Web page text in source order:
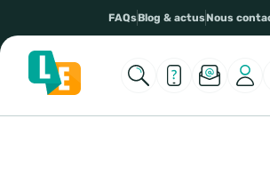
FAQsBlog & actusNous